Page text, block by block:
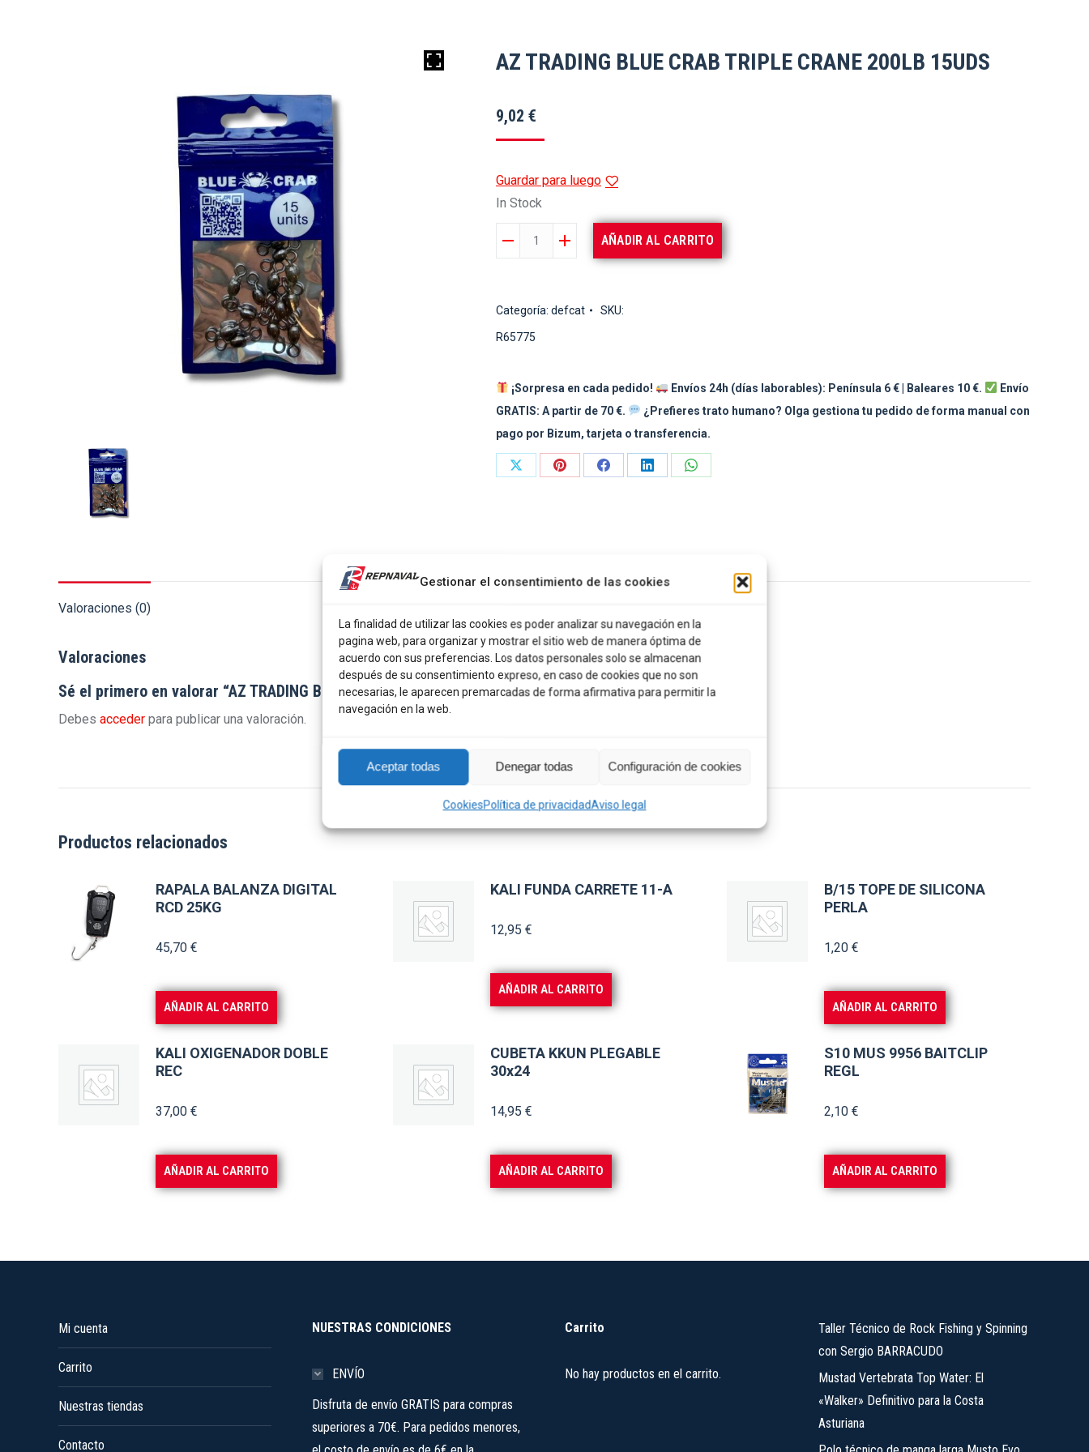
Gestionar el consentimiento de las cookies
La finalidad de utilizar las cookies es poder analizar su navegación en la
pagina web, para organizar y mostrar el sitio web de manera óptima de
acuerdo con sus preferencias. Los datos personales solo se almacenan
después de su consentimiento expreso, en caso de cookies que no son
necesarias, le aparecen premarcadas de forma afirmativa para permitir la
navegación en la web.
Aceptar todas Denegar todas Configuración de cookies
CookiesPolítica de privacidadAviso legal
AZ TRADING BLUE CRAB TRIPLE CRANE 200LB 15UDS
9,02 €
Guardar para luego
In Stock
TRADING
CRANE
15UDS
cantidad
AÑADIR AL CARRITO
Categoría: defcat SKU:
R65775
¡Sorpresa en cada pedido! Envíos 24h (días laborables): Península 6 € | Baleares 10 €.
Envío
GRATIS: A partir de 70 €.
¿Prefieres trato humano? Olga gestiona tu pedido de forma manual con
pago por Bizum, tarjeta o transferencia.
Share
Share
Share
Share
Share
Valoraciones (0)
Valoraciones
Sé el primero en valorar “AZ TRADING BLUE CRAB TRIPLE CRANE 200LB 15UDS”
Debes acceder para publicar una valoración.
Productos relacionados
RAPALA BALANZA DIGITAL
RCD 25KG
45,70 €
AÑADIR AL CARRITO
KALI FUNDA CARRETE 11-A
12,95 €
AÑADIR AL CARRITO
B/15 TOPE DE SILICONA
PERLA
1,20 €
AÑADIR AL CARRITO
KALI OXIGENADOR DOBLE
REC
37,00 €
AÑADIR AL CARRITO
CUBETA KKUN PLEGABLE
30x24
14,95 €
AÑADIR AL CARRITO
S10 MUS 9956 BAITCLIP
REGL
2,10 €
AÑADIR AL CARRITO
Mi cuenta
Carrito
Nuestras tiendas
Contacto
NUESTRAS CONDICIONES
ENVÍO
Disfruta de envío GRATIS para compras
superiores a 70€. Para pedidos menores,
Carrito
No hay productos en el carrito.
Taller Técnico de Rock Fishing y Spinning
con Sergio BARRACUDO
Mustad Vertebrata Top Water: El
«Walker» Definitivo para la Costa
Asturiana